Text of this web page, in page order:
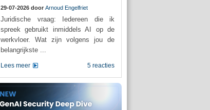
29-07-2026 door Arnoud Engelfriet
Juridische vraag: Iedereen die ik
spreek gebruikt inmiddels AI op de
werkvloer. Wat zijn volgens jou de
belangrijkste ...
5 reacties
Lees meer